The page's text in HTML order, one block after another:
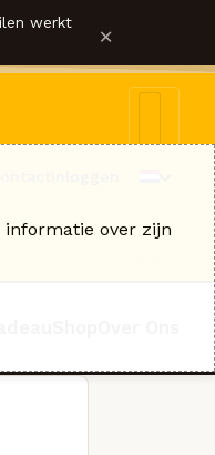
werkt ×
informatie over zijn